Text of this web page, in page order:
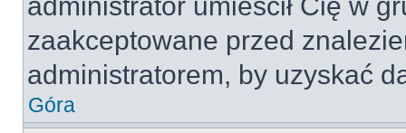
zaakceptowane przed
administratorem, by uzyskać
Góra